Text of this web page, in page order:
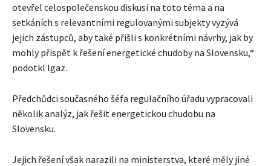
otevřel celospolečenskou diskusi na toto téma a na
setkáních s relevantními regulovanými subjekty vyzývá
jejich zástupců, aby také přišli s konkrétními návrhy, jak by
mohly přispět k řešení energetické chudoby na Slovensku,“
podotkl Igaz.
Předchůdci současného šéfa regulačního úřadu vypracovali
několik analýz, jak řešit energetickou chudobu na
Slovensku.
Jejich řešení však narazili na ministerstva, které měly jiné